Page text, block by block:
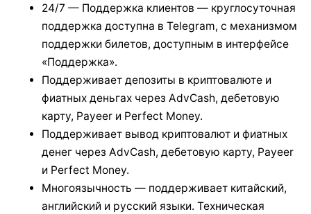
24/7 — Поддержка клиентов — круглосуточная
поддержка доступна в Telegram, с механизмом
поддержки билетов, доступным в интерфейсе
«Поддержка».
Поддерживает депозиты в криптовалюте и
фиатных деньгах через AdvCash, дебетовую
карту, Payeer и Perfect Money.
Поддерживает вывод криптовалют и фиатных
денег через AdvCash, дебетовую карту, Payeer
и Perfect Money.
Многоязычность — поддерживает китайский,
английский и русский языки. Техническая